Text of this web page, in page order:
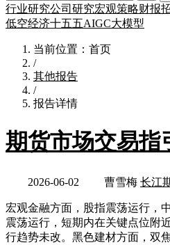
行业研究公司研究宏观策略财报
低空经济十五五AIGC大模型
当前位置：首页
/
其他报告
/
报告详情
期货市场交易指
2026-06-02 曹雪梅 长江
宏观金融方面，股指震荡运行，
震荡运行，短期内在关键点位附
行趋势未改。黑色建材方面，双